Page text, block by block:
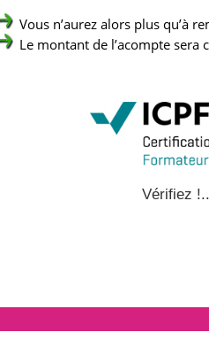
Vous n’aurez alors plus qu’à
Le montant de l’acompte
Vérifiez